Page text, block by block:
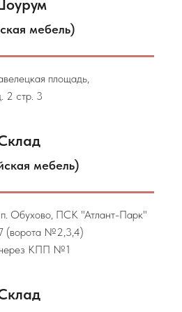
мебель)
площадь,
2 стр. 3
мебель)
Обухово, ПСК "Атлант-Парк"
(ворота №2,3,4)
КПП №1